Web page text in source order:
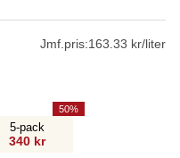
Jmf.pris:163.33 kr/liter
5-pack
340 kr
50